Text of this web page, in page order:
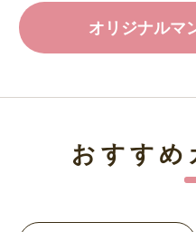
オリジナルマ
おすすめ